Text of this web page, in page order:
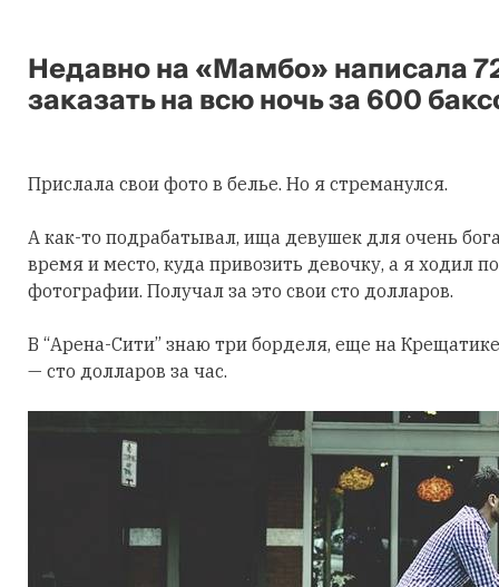
Недавно на «Мамбо» написала
заказать на всю ночь за 600
Прислала свои фото в белье. Но я стреманулся.
А как-то подрабатывал, ища девушек для очень
время и место, куда привозить девочку, а я ходил
фотографии. Получал за это свои сто долларов.
В “Арена-Сити” знаю три борделя, еще на
— сто долларов за час.